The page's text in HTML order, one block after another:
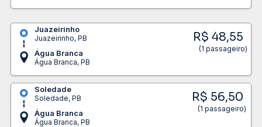
Juazeirinho
Juazeirinho, PB
Água Branca
Água Branca, PB
R$ 48,55
(1 passageiro)
Soledade
Soledade, PB
Água Branca
Água Branca, PB
R$ 56,50
(1 passageiro)